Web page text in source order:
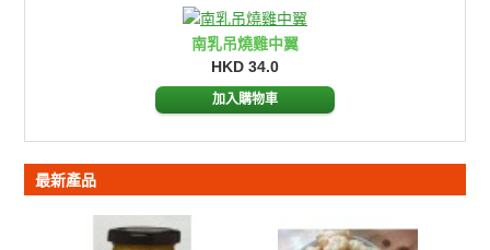
南乳吊燒雞中翼
HKD 34.0
加入購物車
最新產品